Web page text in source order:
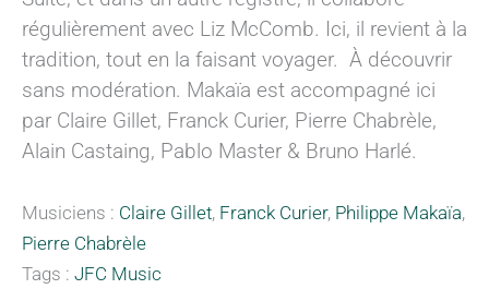
régulièrement avec Liz McComb. Ici, il revient à la
tradition, tout en la faisant voyager. À découvrir
sans modération. Makaïa est accompagné ici
par Claire Gillet, Franck Curier, Pierre Chabrèle,
Alain Castaing, Pablo Master & Bruno Harlé.
Musiciens : Claire Gillet, Franck Curier, Philippe Makaïa,
Pierre Chabrèle
Tags : JFC Music